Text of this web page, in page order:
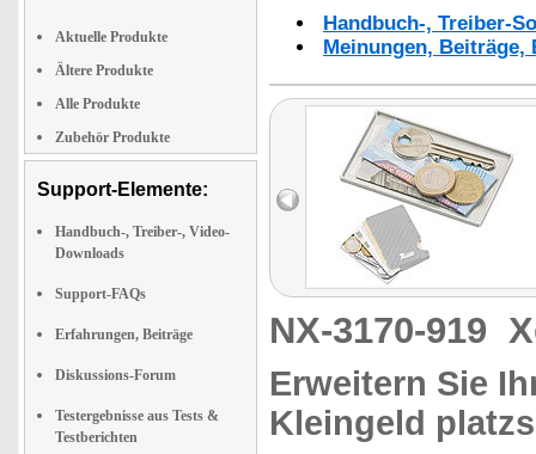
Aktuelle Produkte
Ältere Produkte
Alle Produkte
Zubehör Produkte
Support-Elemente:
Handbuch-, Treiber-, Video-
Downloads
Support-FAQs
Erfahrungen, Beiträge
Diskussions-Forum
Testergebnisse aus Tests &
Testberichten
Handbuch-, Treiber-
Meinungen,
NX-3170-919
Erweitern Sie
Kleingeld